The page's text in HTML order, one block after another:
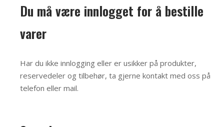
Du må være innlogget for å bestille
varer
Har du ikke innlogging eller er usikker på produkter,
reservedeler og tilbehør, ta gjerne kontakt med oss på
telefon eller mail.